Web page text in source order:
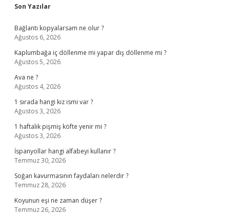
Sidebar
Son Yazılar
Bağlantı kopyalarsam ne olur ?
Ağustos 6, 2026
Kaplumbağa iç döllenme mi yapar dış döllenme mi ?
Ağustos 5, 2026
Ava ne ?
Ağustos 4, 2026
1 sırada hangi kız ismi var ?
Ağustos 3, 2026
1 haftalık pişmiş köfte yenir mi ?
Ağustos 3, 2026
İspanyollar hangi alfabeyi kullanır ?
Temmuz 30, 2026
Soğan kavurmasının faydaları nelerdir ?
Temmuz 28, 2026
Koyunun eşi ne zaman düşer ?
Temmuz 26, 2026